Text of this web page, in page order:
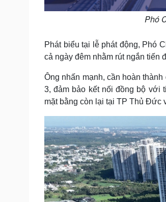
Phó
Phát biểu tại lễ phát động, Phó
cả ngày đêm nhằm rút ngắn tiến
Ông nhấn mạnh, cần hoàn
3, đảm bảo kết nối đồng bộ với
mặt bằng còn lại tại TP Thủ Đức